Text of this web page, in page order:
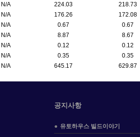
N/A 224.03 218.73
N/A 176.26 172.08
N/A 0.67 0.67
N/A 8.87 8.67
N/A 0.12 0.12
N/A 0.35 0.35
N/A 645.17 629.87
공지사항
● 유토하우스 빌드이야기